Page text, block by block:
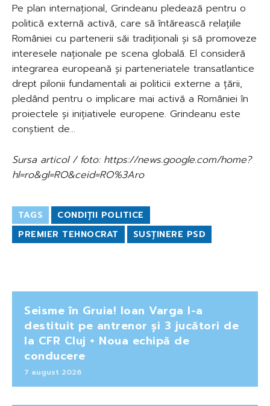
Pe plan internațional, Grindeanu pledează pentru o
politică externă activă, care să întărească relațiile
României cu partenerii săi tradiționali și să promoveze
interesele naționale pe scena globală. El consideră
integrarea europeană și parteneriatele transatlantice
drept pilonii fundamentali ai politicii externe a țării,
pledând pentru o implicare mai activă a României în
proiectele și inițiativele europene. Grindeanu este
conștient de…
Sursa articol / foto: https://news.google.com/home?
hl=ro&gl=RO&ceid=RO%3Aro
TAGS
CONDIȚII POLITICE
PREMIER TEHNOCRAT
SUSȚINERE PSD
Seisme în Gruia! Ioan Varga l-a
destituit pe antrenor și 3 jucători de
la CFR Cluj + Noua echipă de
conducere
7 august 2026